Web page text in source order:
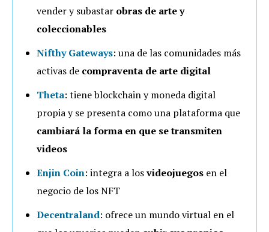
vender y subastar obras de arte y
coleccionables
Nifthy Gateways: una de las comunidades más
activas de compraventa de arte digital
Theta: tiene blockchain y moneda digital
propia y se presenta como una plataforma que
cambiará la forma en que se transmiten
videos
Enjin Coin: integra a losvideojuegos en el
negocio de los NFT
Decentraland: ofrece un mundo virtual en el